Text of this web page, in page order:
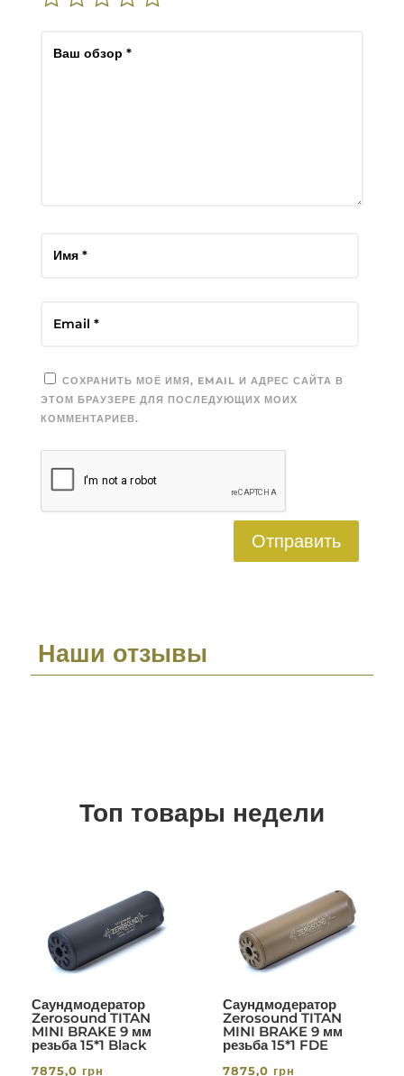
СОХРАНИТЬ МОЁ ИМЯ, EMAIL И АДРЕС САЙТА В
ЭТОМ БРАУЗЕРЕ ДЛЯ ПОСЛЕДУЮЩИХ МОИХ
КОММЕНТАРИЕВ.
Отправить
Наши отзывы
Топ товары недели
Саундмодератор
Zerosound TITAN
MINI BRAKE 9 мм
резьба 15*1 Black
7875,0 грн
Саундмодератор
Zerosound TITAN
MINI BRAKE 9 мм
резьба 15*1 FDE
7875,0 грн